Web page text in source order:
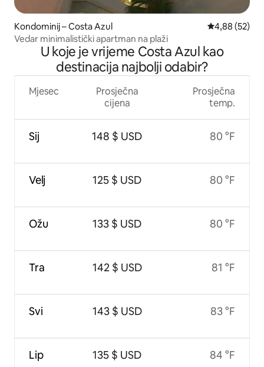
Kondominij – Costa Azul Prosječna
4,88 (52)
Vedar minimalistički apartman na plaži
U koje je vrijeme Costa Azul kao
destinacija najbolji odabir?
Mjesec
Sij
Velj
Ožu
Tra
Svi
Lip
Prosječna
cijena
148 $ USD
125 $ USD
133 $ USD
142 $ USD
143 $ USD
135 $ USD
Prosječna
temp.
80 °F
80 °F
80 °F
81 °F
83 °F
84 °F